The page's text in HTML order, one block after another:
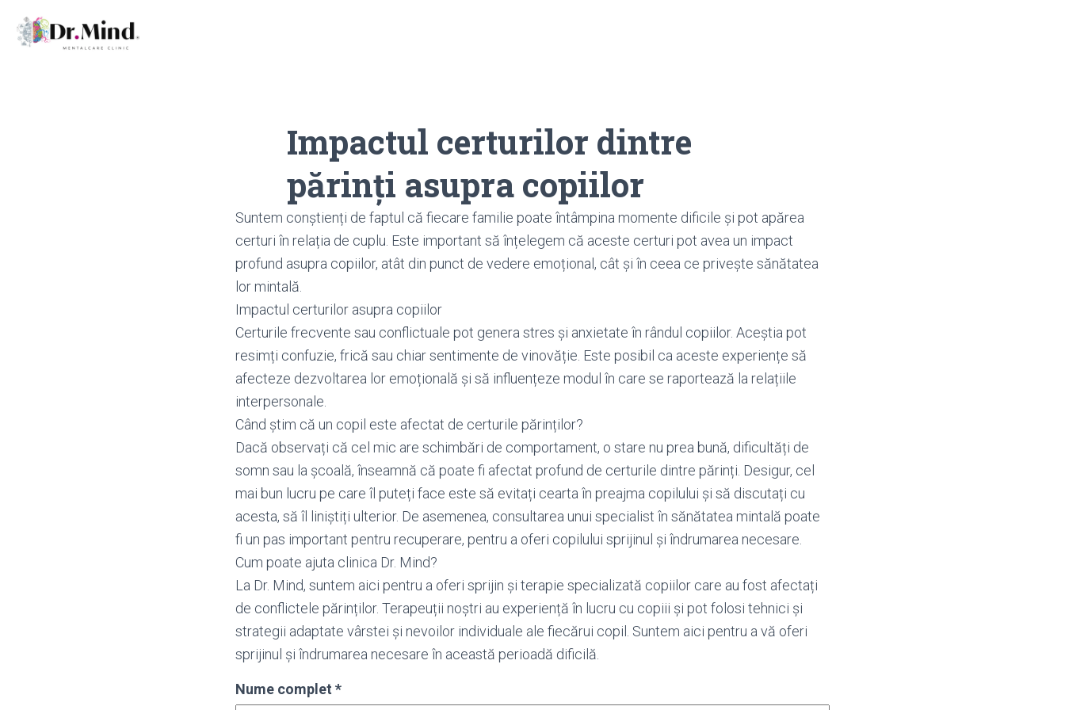
Impactul certurilor dintre
părinți asupra copiilor
Suntem conștienți de faptul că fiecare familie poate întâmpina momente dificile și pot apărea
certuri în relația de cuplu. Este important să înțelegem că aceste certuri pot avea un impact
profund asupra copiilor, atât din punct de vedere emoțional, cât și în ceea ce privește sănătatea
lor mintală.
Impactul certurilor asupra copiilor
Certurile frecvente sau conflictuale pot genera stres și anxietate în rândul copiilor. Aceștia pot
resimți confuzie, frică sau chiar sentimente de vinovăție. Este posibil ca aceste experiențe să
afecteze dezvoltarea lor emoțională și să influențeze modul în care se raportează la relațiile
interpersonale.
Când știm că un copil este afectat de certurile părinților?
Dacă observați că cel mic are schimbări de comportament, o stare nu prea bună, dificultăți de
somn sau la școală, înseamnă că poate fi afectat profund de certurile dintre părinți. Desigur, cel
mai bun lucru pe care îl puteți face este să evitați cearta în preajma copilului și să discutați cu
acesta, să îl liniștiți ulterior. De asemenea, consultarea unui specialist în sănătatea mintală poate
fi un pas important pentru recuperare, pentru a oferi copilului sprijinul și îndrumarea necesare.
Cum poate ajuta clinica Dr. Mind?
La Dr. Mind, suntem aici pentru a oferi sprijin și terapie specializată copiilor care au fost afectați
de conflictele părinților. Terapeuții noștri au experiență în lucru cu copiii și pot folosi tehnici și
strategii adaptate vârstei și nevoilor individuale ale fiecărui copil. Suntem aici pentru a vă oferi
sprijinul și îndrumarea necesare în această perioadă dificilă.
Nume complet *